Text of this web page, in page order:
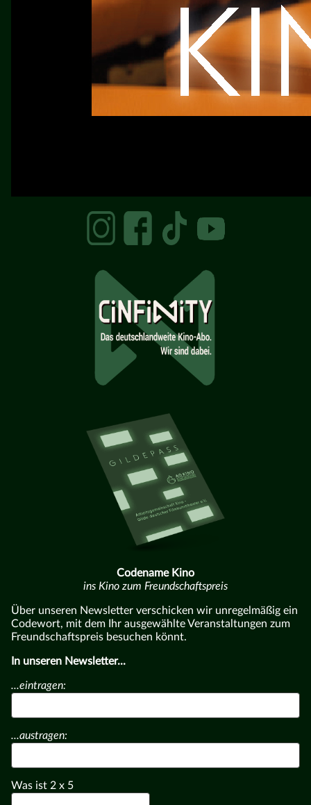
Codename Kino
ins Kino zum Freundschaftspreis
Über unseren Newsletter verschicken wir unregelmäßig ein
Codewort, mit dem Ihr ausgewählte Veranstaltungen zum
Freundschaftspreis besuchen könnt.
In unseren Newsletter...
...eintragen:
...austragen:
Was ist 2 x 5